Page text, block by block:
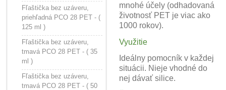
Fľaštička bez uzáveru,
priehľadná PCO 28 PET - (
125 ml )
Fľaštička bez uzáveru,
tmavá PCO 28 PET - ( 35
ml )
Fľaštička bez uzáveru,
tmavá PCO 28 PET - ( 50
mnohé účely (odhadovaná
životnosť PET je viac ako
1000 rokov).
Využitie
Ideálny pomocník v každej
situácii. Nieje vhodné do
nej dávať silice.